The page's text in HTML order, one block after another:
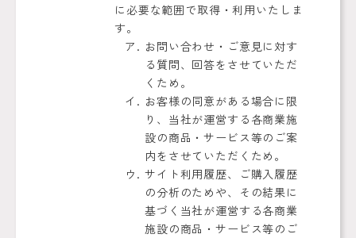
に必要な範囲で取得・利用いたしま
す。
お問い合わせ・ご意見に対す
る質問、回答をさせていただ
くため。
お客様の同意がある場合に限
り、当社が運営する各商業施
設の商品・サービス等のご案
内をさせていただくため。
サイト利用履歴、ご購入履歴
の分析のためや、その結果に
基づく当社が運営する各商業
施設の商品・サービス等のご